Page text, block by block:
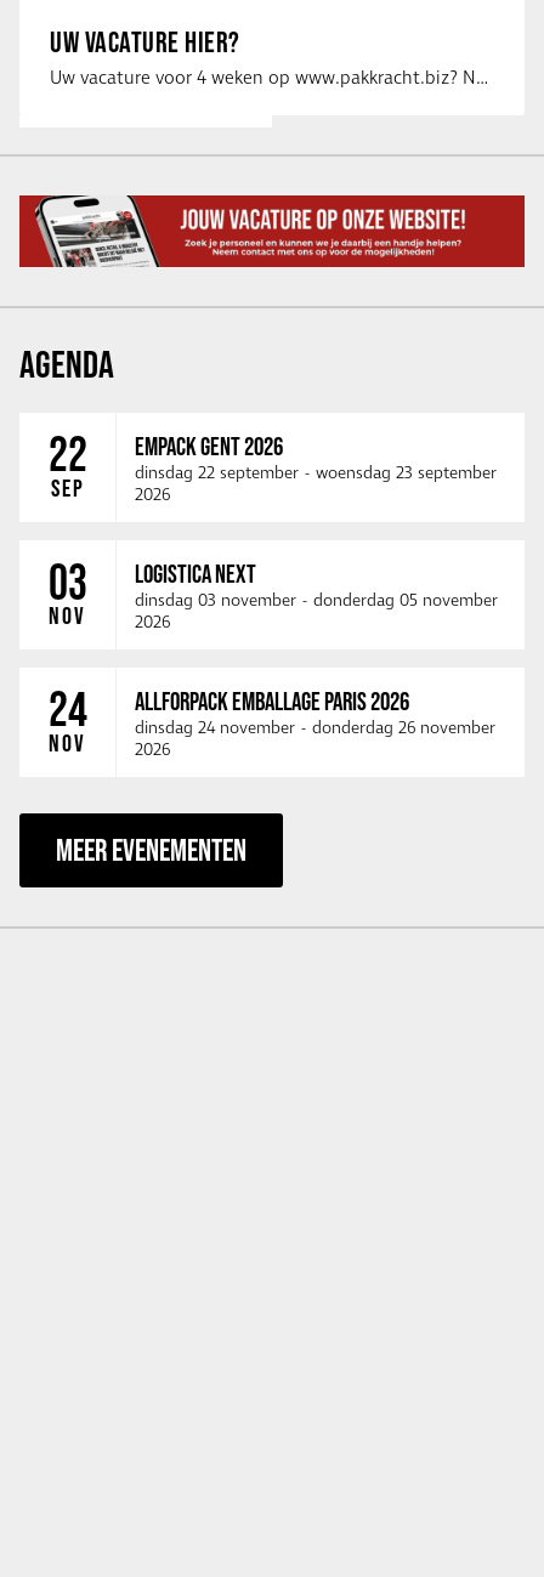
UW VACATURE HIER?
Uw vacature voor 4 weken op www.pakkracht.biz? Neem dan contact op met Yannick van …
AGENDA
22
SEP
EMPACK GENT 2026
dinsdag 22 september - woensdag 23 september
2026
03
NOV
LOGISTICA NEXT
dinsdag 03 november - donderdag 05 november
2026
24
NOV
ALLFORPACK EMBALLAGE PARIS 2026
dinsdag 24 november - donderdag 26 november
2026
MEER EVENEMENTEN